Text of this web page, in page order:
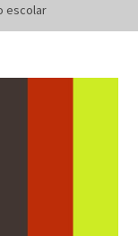
escolar